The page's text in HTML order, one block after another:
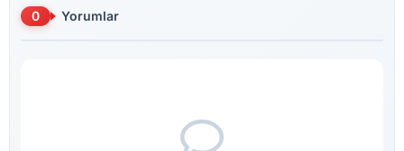
0 Yorumlar